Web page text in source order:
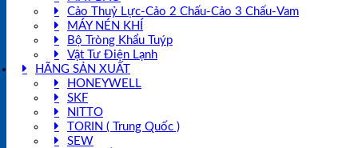
Cảo Thuỷ Lực-Cảo 2 Chấu-Cảo 3 Chấu-Vam
MÁY NÉN KHÍ
Bộ Tròng Khẩu Tuýp
Vật Tư Điện Lạnh
HÃNG SẢN XUẤT
HONEYWELL
SKF
NITTO
TORIN ( Trung Quốc )
SEW